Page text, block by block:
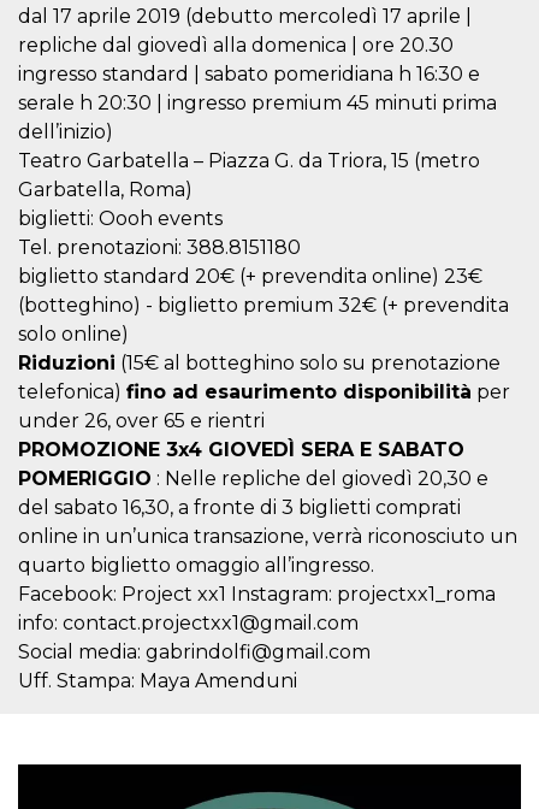
dal 17 aprile 2019 (debutto mercoledì 17 aprile |
repliche dal giovedì alla domenica | ore 20.30
ingresso standard | sabato pomeridiana h 16:30 e
serale h 20:30 | ingresso premium 45 minuti prima
dell’inizio)
Teatro Garbatella – Piazza G. da Triora, 15 (metro
Garbatella, Roma)
biglietti: Oooh events
Tel. prenotazioni: 388.8151180
biglietto standard 20€ (+ prevendita online) 23€
(botteghino) - biglietto premium 32€ (+ prevendita
solo online)
Riduzioni (15€ al botteghino solo su prenotazione
telefonica) fino ad esaurimento disponibilità per
under 26, over 65 e rientri
PROMOZIONE 3x4 GIOVEDÌ SERA E SABATO
POMERIGGIO : Nelle repliche del giovedì 20,30 e
del sabato 16,30, a fronte di 3 biglietti comprati
online in un’unica transazione, verrà riconosciuto un
quarto biglietto omaggio all’ingresso.
Facebook: Project xx1 Instagram: projectxx1_roma
info: contact.projectxx1@gmail.com
Social media: gabrindolfi@gmail.com
Uff. Stampa: Maya Amenduni